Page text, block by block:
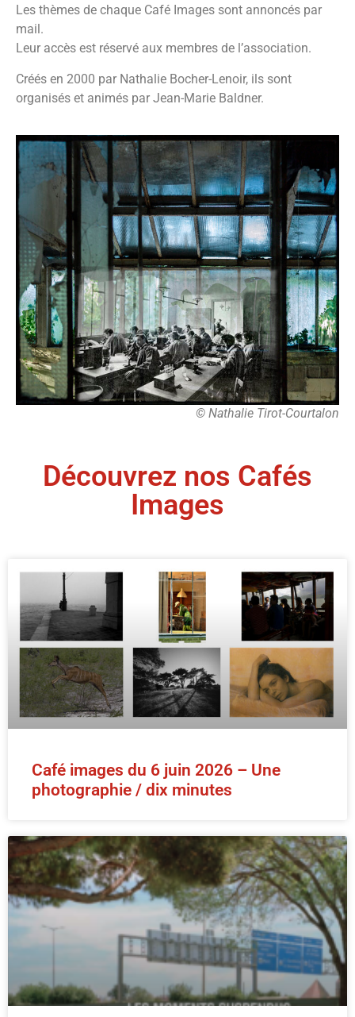
Les thèmes de chaque Café Images sont annoncés par
mail.
Leur accès est réservé aux membres de l’association.
Créés en 2000 par Nathalie Bocher-Lenoir, ils sont
organisés et animés par Jean-Marie Baldner.
© Nathalie Tirot-Courtalon
Découvrez nos Cafés
Images
Café images du 6 juin 2026 – Une
photographie / dix minutes